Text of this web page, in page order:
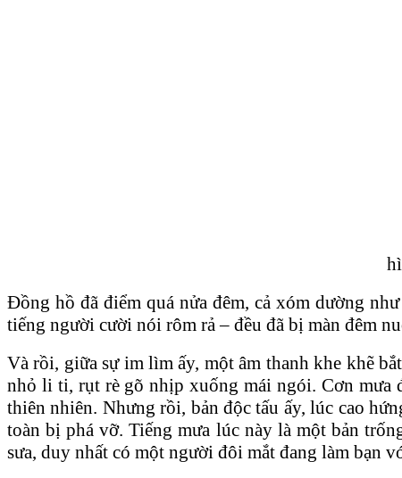
Đồng hồ đã điểm quá nửa đêm, cả xóm dường
tiếng người cười nói rôm rả – đều đã bị màn đêm
​Và rồi, giữa sự im lìm ấy, một âm thanh khe khẽ
nhỏ li ti, rụt rè gõ nhịp xuống mái ngói. Cơn mưa
thiên nhiên. Nhưng rồi, bản độc tấu ấy, lúc cao
toàn bị phá vỡ. Tiếng mưa lúc này là một bản
sưa, duy nhất có một người đôi mắt đang làm bạn